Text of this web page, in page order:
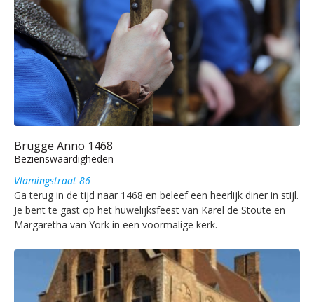
Brugge Anno 1468
Bezienswaardigheden
Vlamingstraat 86
Ga terug in de tijd naar 1468 en beleef een heerlijk diner in stijl.
Je bent te gast op het huwelijksfeest van Karel de Stoute en
Margaretha van York in een voormalige kerk.